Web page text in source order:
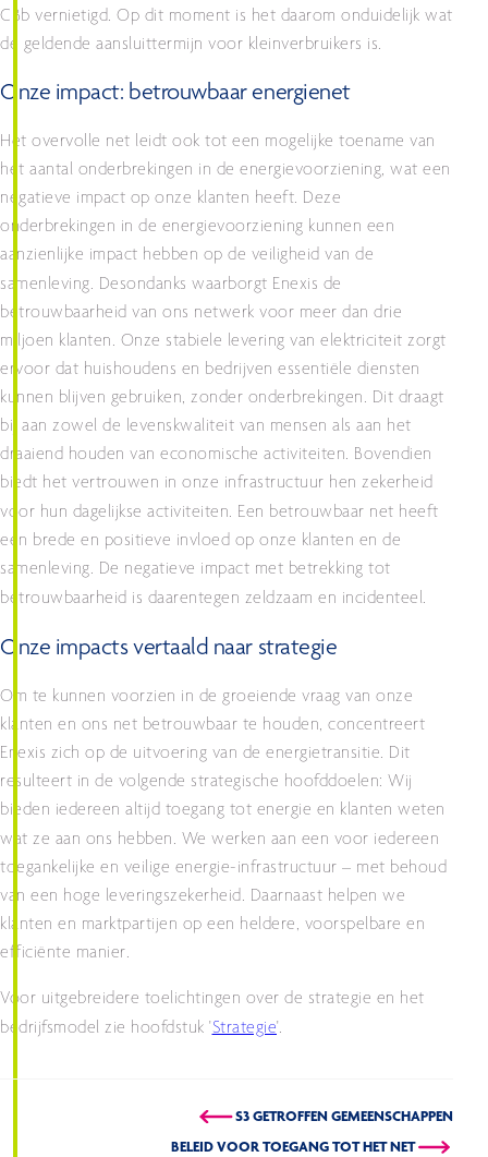
CBb vernietigd. Op dit moment is het daarom onduidelijk wat
de geldende aansluittermijn voor kleinverbruikers is.
Onze impact: betrouwbaar energienet
Het overvolle net leidt ook tot een mogelijke toename van
het aantal onderbrekingen in de energievoorziening, wat een
negatieve impact op onze klanten heeft. Deze
onderbrekingen in de energievoorziening kunnen een
aanzienlijke impact hebben op de veiligheid van de
samenleving. Desondanks waarborgt Enexis de
betrouwbaarheid van ons netwerk voor meer dan drie
miljoen klanten. Onze stabiele levering van elektriciteit zorgt
ervoor dat huishoudens en bedrijven essentiële diensten
kunnen blijven gebruiken, zonder onderbrekingen. Dit draagt
bij aan zowel de levenskwaliteit van mensen als aan het
draaiend houden van economische activiteiten. Bovendien
biedt het vertrouwen in onze infrastructuur hen zekerheid
voor hun dagelijkse activiteiten. Een betrouwbaar net heeft
een brede en positieve invloed op onze klanten en de
samenleving. De negatieve impact met betrekking tot
betrouwbaarheid is daarentegen zeldzaam en incidenteel.
Onze impacts vertaald naar strategie
Om te kunnen voorzien in de groeiende vraag van onze
klanten en ons net betrouwbaar te houden, concentreert
Enexis zich op de uitvoering van de energietransitie. Dit
resulteert in de volgende strategische hoofddoelen: Wij
bieden iedereen altijd toegang tot energie en klanten weten
wat ze aan ons hebben. We werken aan een voor iedereen
toegankelijke en veilige energie-infrastructuur – met behoud
van een hoge leveringszekerheid. Daarnaast helpen we
klanten en marktpartijen op een heldere, voorspelbare en
efficiënte manier.
Voor uitgebreidere toelichtingen over de strategie en het
bedrijfsmodel zie hoofdstuk 'Strategie'.
BELEID VOOR TOEGANG TOT HET NET
S3 GETROFFEN GEMEENSCHAPPEN